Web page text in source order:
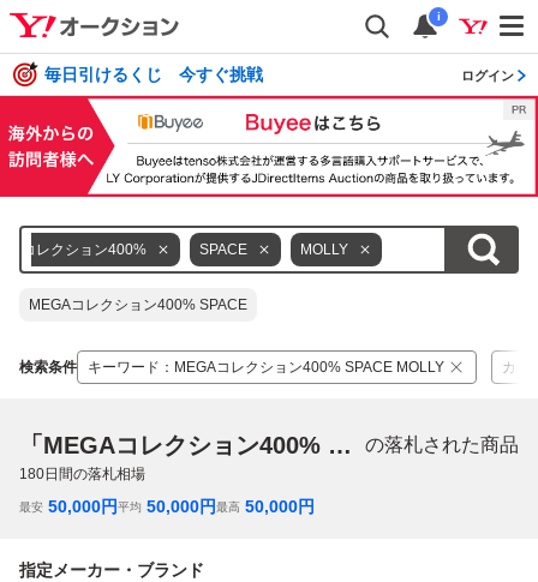
i
毎日引けるくじ 今すぐ挑戦 ログイン
コレクション400% SPACE MOLLY
MEGAコレクション400% SPACE
検索条件 キーワード ： MEGAコレクション400% SPACE MOLLY カテ
「MEGAコレクション400% SPACE MOLLY」 の落札された商品
180日間の落札相場
最安 50,000円平均 50,000円最高 50,000円
指定メーカー・ブランド